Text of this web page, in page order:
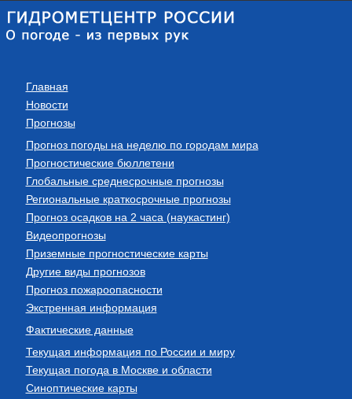
Главная
Новости
Прогнозы
Прогноз погоды на неделю по городам мира
Прогностические бюллетени
Глобальные среднесрочные прогнозы
Региональные краткосрочные прогнозы
Прогноз осадков на 2 часа (наукастинг)
Видеопрогнозы
Приземные прогностические карты
Другие виды прогнозов
Прогноз пожароопасности
Экстренная информация
Фактические данные
Текущая информация по России и миру
Текущая погода в Москве и области
Синоптические карты